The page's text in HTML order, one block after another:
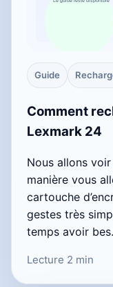
Guide
Comment
Lexmark 24
Nous allons
manière vous
cartouche
gestes très
temps avoir
Lecture 2 min